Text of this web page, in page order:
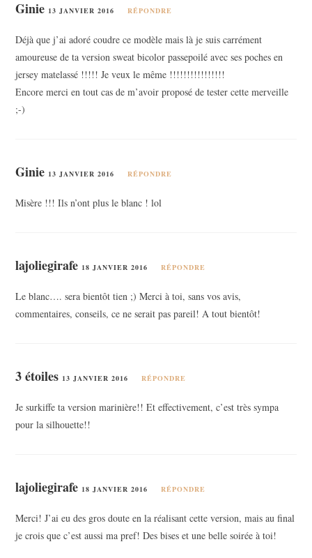
Ginie 13 JANVIER 2016 RÉPONDRE
Déjà que j’ai adoré coudre ce modèle mais là je suis carrément
amoureuse de ta version sweat bicolor passepoilé avec ses poches en
jersey matelassé !!!!! Je veux le même !!!!!!!!!!!!!!!!
Encore merci en tout cas de m’avoir proposé de tester cette merveille
;-)
Ginie 13 JANVIER 2016 RÉPONDRE
Misère !!! Ils n’ont plus le blanc ! lol
lajoliegirafe 18 JANVIER 2016 RÉPONDRE
Le blanc…. sera bientôt tien ;) Merci à toi, sans vos avis,
commentaires, conseils, ce ne serait pas pareil! A tout bientôt!
3 étoiles 13 JANVIER 2016 RÉPONDRE
Je surkiffe ta version marinière!! Et effectivement, c’est très sympa
pour la silhouette!!
lajoliegirafe 18 JANVIER 2016 RÉPONDRE
Merci! J’ai eu des gros doute en la réalisant cette version, mais au final
je crois que c’est aussi ma pref! Des bises et une belle soirée à toi!